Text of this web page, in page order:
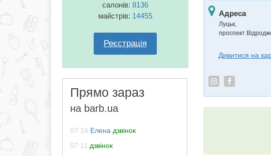
салонів: 8136
майстрів: 14455
Реєстрація
Прямо зараз
на barb.ua
07:16 Елена дзвінок
07:11 дзвінок
Адреса
Луцьк,
проспект
Дивитися на